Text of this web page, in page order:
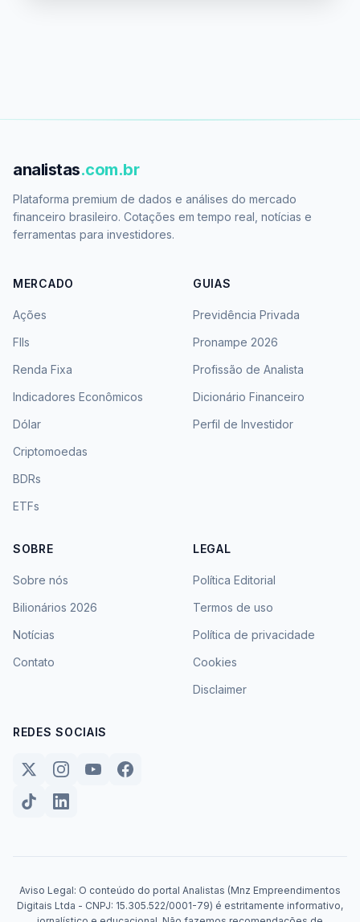
analistas.com.br
Plataforma premium de dados e análises do mercado
financeiro brasileiro. Cotações em tempo real, notícias e
ferramentas para investidores.
MERCADO
Ações
FIIs
Renda Fixa
Indicadores Econômicos
Dólar
Criptomoedas
BDRs
ETFs
GUIAS
Previdência Privada
Pronampe 2026
Profissão de Analista
Dicionário Financeiro
Perfil de Investidor
SOBRE
Sobre nós
Bilionários 2026
Notícias
Contato
LEGAL
Política Editorial
Termos de uso
Política de privacidade
Cookies
Disclaimer
REDES SOCIAIS
Aviso Legal: O conteúdo do portal Analistas (Mnz Empreendimentos
Digitais Ltda - CNPJ: 15.305.522/0001-79) é estritamente informativo,